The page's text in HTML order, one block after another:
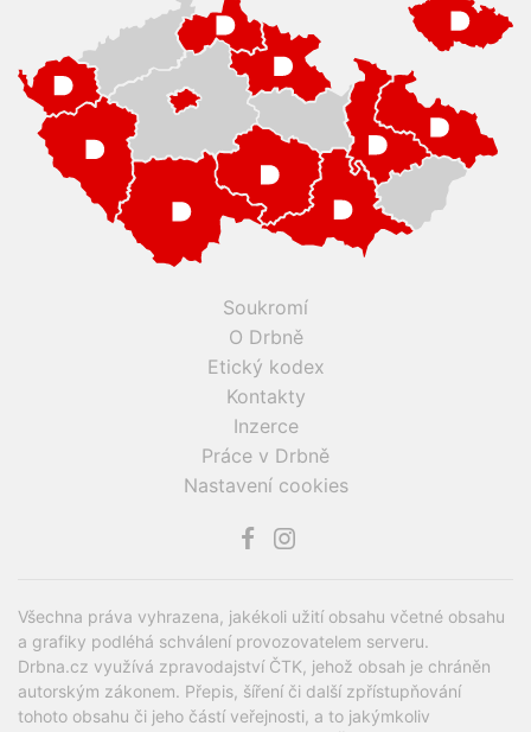
Soukromí
O Drbně
Etický kodex
Kontakty
Inzerce
Práce v Drbně
Nastavení cookies
Všechna práva vyhrazena, jakékoli užití obsahu včetné obsahu
a grafiky podléhá schválení provozovatelem serveru.
Drbna.cz využívá zpravodajství ČTK, jehož obsah je chráněn
autorským zákonem. Přepis, šíření či další zpřístupňování
tohoto obsahu či jeho částí veřejnosti, a to jakýmkoliv